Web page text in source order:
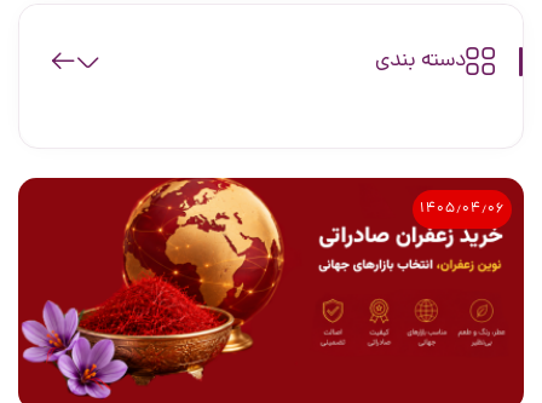
دسته بندی
۱۴۰۵٫۰۴٫۰۶